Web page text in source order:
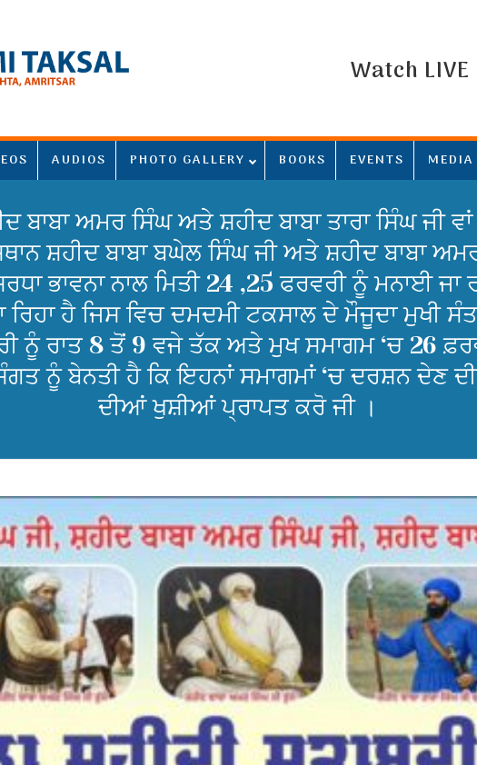
Watch LIVE
AUDIOS PHOTO GALLERY BOOKS EVENTS MEDIA
ਬਾਬਾ ਅਮਰ ਸਿੰਘ ਅਤੇ ਸ਼ਹੀਦ ਬਾਬਾ ਤਾਰਾ ਸਿੰਘ ਜੀ
ਸ਼ਹੀਦ ਬਾਬਾ ਬਘੇਲ ਸਿੰਘ ਜੀ ਅਤੇ ਸ਼ਹੀਦ ਬਾਬਾ
ਭਾਵਨਾ ਨਾਲ ਮਿਤੀ 24 ,25 ਫਰਵਰੀ ਨੂੰ ਮਨਾਈ
ਹੈ ਜਿਸ ਵਿਚ ਦਮਦਮੀ ਟਕਸਾਲ ਦੇ ਮੌਜੂਦਾ ਮੁਖੀ ਸੰਤ
ਨੂੰ ਰਾਤ 8 ਤੋਂ 9 ਵਜੇ ਤੱਕ ਅਤੇ ਮੁਖ ਸਮਾਗਮ ‘ਚ 26
ਨੂੰ ਬੇਨਤੀ ਹੈ ਕਿ ਇਹਨਾਂ ਸਮਾਗਮਾਂ ‘ਚ ਦਰਸ਼ਨ ਦੇਣ
ਦੀਆਂ ਖੁਸ਼ੀਆਂ ਪ੍ਰਾਪਤ ਕਰੋ ਜੀ ।